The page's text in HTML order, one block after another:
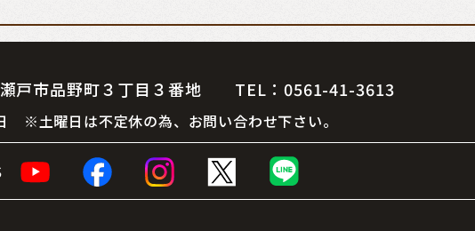
市品野町３丁目３番地 TEL：0561-41-3613
※土曜日は不定休の為、お問い合わせ下さい。